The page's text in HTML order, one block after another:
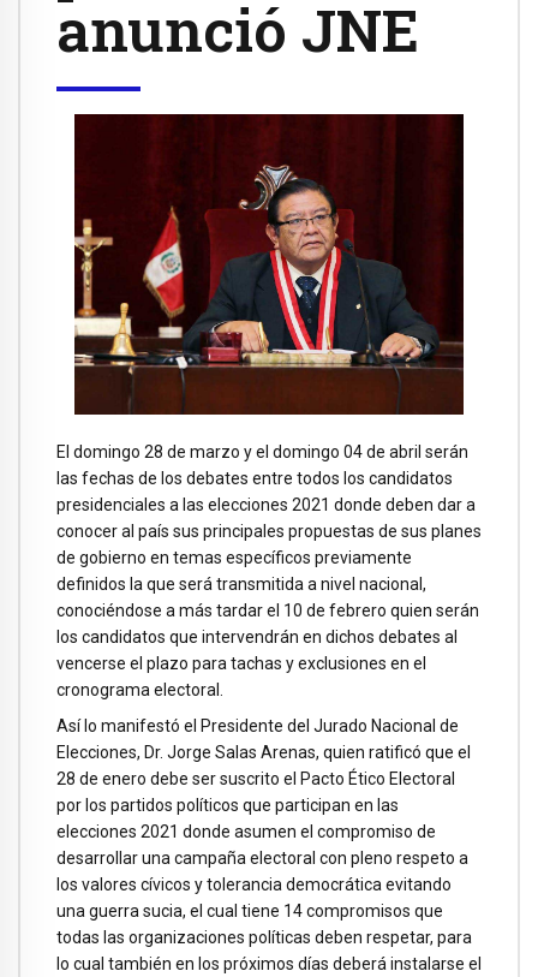
anunció JNE
El domingo 28 de marzo y el domingo 04 de abril serán
las fechas de los debates entre todos los candidatos
presidenciales a las elecciones 2021 donde deben dar a
conocer al país sus principales propuestas de sus planes
de gobierno en temas específicos previamente
definidos la que será transmitida a nivel nacional,
conociéndose a más tardar el 10 de febrero quien serán
los candidatos que intervendrán en dichos debates al
vencerse el plazo para tachas y exclusiones en el
cronograma electoral.
Así lo manifestó el Presidente del Jurado Nacional de
Elecciones, Dr. Jorge Salas Arenas, quien ratificó que el
28 de enero debe ser suscrito el Pacto Ético Electoral
por los partidos políticos que participan en las
elecciones 2021 donde asumen el compromiso de
desarrollar una campaña electoral con pleno respeto a
los valores cívicos y tolerancia democrática evitando
una guerra sucia, el cual tiene 14 compromisos que
todas las organizaciones políticas deben respetar, para
lo cual también en los próximos días deberá instalarse el